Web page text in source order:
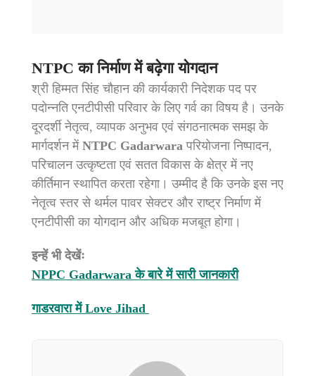
NTPC का निर्माण में बढ़ेगा योगदान
श्री हिम्मत सिंह चौहान की कार्यकारी निदेशक पद पर
पदोन्नति एनटीपीसी परिवार के लिए गर्व का विषय है। उनके
दूरदर्शी नेतृत्व, व्यापक अनुभव एवं संगठनात्मक समझ के
मार्गदर्शन में NTPC Gadarwara परियोजना निष्पादन,
परिचालन उत्कृष्टता एवं सतत विकास के क्षेत्र में नए
कीर्तिमान स्थापित करता रहेगा। उम्मीद है कि उनके इस नए
नेतृत्व स्तर से थर्मल पावर सेक्टर और राष्ट्र निर्माण में
एनटीपीसी का योगदान और अधिक मजबूत होगा।
इन्हें भी देखेंः
NPPC Gadarwara के बारे में सारी जानकारी
गाडरवारा में Love Jihad